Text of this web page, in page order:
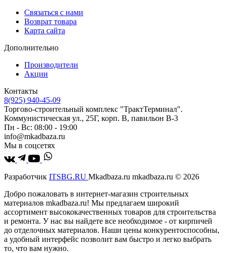
Связаться с нами
Возврат товара
Карта сайта
Дополнительно
Производители
Акции
Контакты
8(925) 940-45-09
Торгово-строительный комплекс "ТрактТерминал".
Коммунистическая ул., 25Г, корп. В, павильон В-3
Пн - Вс: 08:00 - 19:00
info@mkadbaza.ru
Мы в соцсетях
Разработчик ITSBG.RU Mkadbaza.ru mkadbaza.ru © 2026
Добро пожаловать в интернет-магазин строительных
материалов mkadbaza.ru! Мы предлагаем широкий
ассортимент высококачественных товаров для строительства
и ремонта. У нас вы найдете все необходимое - от кирпичей
до отделочных материалов. Наши цены конкурентоспособны,
а удобный интерфейс позволит вам быстро и легко выбрать
то, что вам нужно.